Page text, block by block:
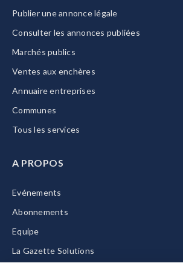
Publier une annonce légale
Consulter les annonces publiées
Marchés publics
Ventes aux enchères
Annuaire entreprises
Communes
Tous les services
A PROPOS
Evénements
Abonnements
Equipe
La Gazette Solutions